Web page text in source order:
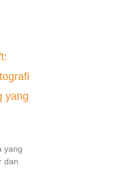
yang
yang
dan